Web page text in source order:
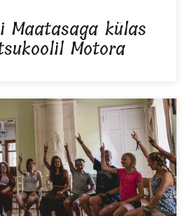
Maatasaga külas
Motora